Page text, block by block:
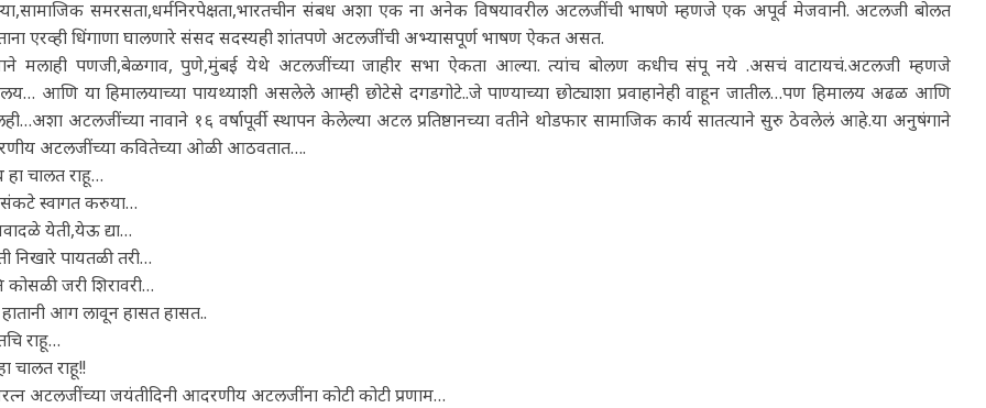
समरसता,धर्मनिरपेक्षता,भारतचीन संबध अशा एक ना अनेक विषयावरील अटलजींची भाषणे म्हणजे एक अपूर्व मेजवानी. अटलजी बोलत
एरव्ही धिंगाणा घालणारे संसद सदस्यही शांतपणे अटलजींची अभ्यासपूर्ण भाषण ऐकत असत.
मलाही पणजी,बेळगाव, पुणे,मुंबई येथे अटलजींच्या जाहीर सभा ऐकता आल्या. त्यांच बोलण कधीच संपू नये .असचं वाटायचं.अटलजी म्हणजे
आणि या हिमालयाच्या पायथ्याशी असलेले आम्ही छोटेसे दगडगोटे..जे पाण्याच्या छोट्याशा प्रवाहानेही वाहून जातील…पण हिमालय अढळ आणि
अटलजींच्या नावाने १६ वर्षापूर्वी स्थापन केलेल्या अटल प्रतिष्ठानच्या वतीने थोडफार सामाजिक कार्य सातत्याने सुरु ठेवलेलं आहे.या अनुषंगाने
अटलजींच्या कवितेच्या ओळी आठवतात….
चालत राहू…
स्वागत करुया…
येती,येऊ द्या…
निखारे पायतळी तरी…
कोसळी जरी शिरावरी…
आग लावून हासत हासत..
राहू…
चालत राहू!!
अटलजींच्या जयंतीदिनी आदरणीय अटलजींना कोटी कोटी प्रणाम…